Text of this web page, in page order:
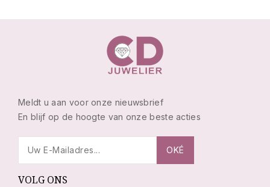
Meldt u aan voor onze nieuwsbrief
En blijf op de hoogte van onze beste acties
VOLG ONS